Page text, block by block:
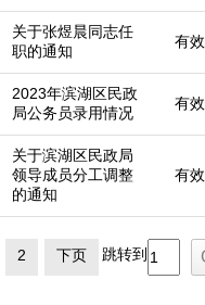
关于张煜晨同志任
职的通知
有效
2023年滨湖区民政
局公务员录用情况
有效
关于滨湖区民政局
领导成员分工调整
的通知
有效
2 下页 跳转到